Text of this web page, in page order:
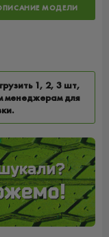
МОДЕЛИ
1, 2, 3 шт,
менеджерам для